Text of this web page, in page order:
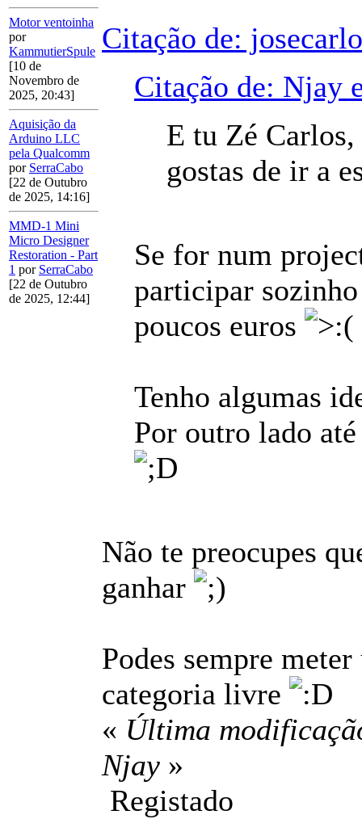
Motor ventoinha
por
KammutierSpule
[10 de
Novembro de
2025, 20:43]
Aquisição da
Arduino LLC
pela Qualcomm
por SerraCabo
[22 de Outubro
de 2025, 14:16]
MMD-1 Mini
Micro Designer
Restoration - Part
1 por SerraCabo
[22 de Outubro
de 2025, 12:44]
Citação de:
Citação de: Njay
E tu Zé
gostas de ir a
Se for num
participar
poucos euros
Tenho algumas
Por outro lado
Não te preocupes
ganhar
Podes sempre
categoria livre
« Última
Njay »
Registado